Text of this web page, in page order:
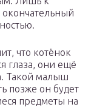
окончательный
что котёнок
глаза, они ещё
Такой малыш
позже он будет
предметы на